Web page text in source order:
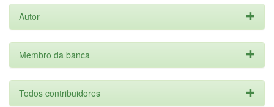
Autor
Membro da banca
Todos contribuidores